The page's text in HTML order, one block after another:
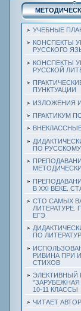
УЧЕБНЫЕ
КОНСПЕКТЫ
РУССКОГО
КОНСПЕКТЫ
РУССКОЙ
ПУНКТУАЦИИ
ИЗЛОЖЕНИЯ
ПРАКТИКУМ
ПО
В XXI ВЕКЕ.
СТО САМЫХ
ЛИТЕРАТУРЕ.
ЕГЭ
ПО
РИВИНА ПРИ
СТИХОВ
ЭЛЕКТИВНЫЙ
"ЗАРУБЕЖНАЯ
10-11 КЛАССЫ
ЧИТАЕТ АВТОР